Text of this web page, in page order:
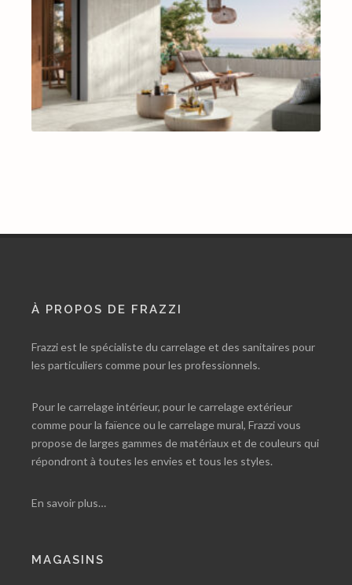
À PROPOS DE FRAZZI
Frazzi est le spécialiste du carrelage et des sanitaires pour
les particuliers comme pour les professionnels.
Pour le carrelage intérieur, pour le carrelage extérieur
comme pour la faïence ou le carrelage mural, Frazzi vous
propose de larges gammes de matériaux et de couleurs qui
répondront à toutes les envies et tous les styles.
En savoir plus…
MAGASINS